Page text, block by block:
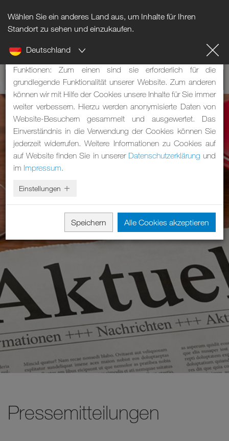
Wählen Sie ein anderes Land aus, um Inhalte für Ihren
Standort zu sehen und einzukaufen.
Deutschland
Pressemitteilungen
Hinweis zu Cookies
Unsere Webseite verwendet Cookies. Diese haben zwei
Funktionen: Zum einen sind sie erforderlich für die
grundlegende Funktionalität unserer Website. Zum anderen
können wir mit Hilfe der Cookies unsere Inhalte für Sie immer
weiter verbessern. Hierzu werden anonymisierte Daten von
Website-Besuchern gesammelt und ausgewertet. Das
Einverständnis in die Verwendung der Cookies können Sie
jederzeit widerrufen. Weitere Informationen zu Cookies auf
auf Website finden Sie in unserer Datenschutzerklärung und
im Impressum.
Einstellungen
Speichern Alle Cookies akzeptieren